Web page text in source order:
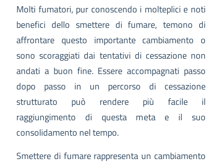
Molti fumatori, pur conoscendo i molteplici e noti
benefici dello smettere di fumare, temono di
affrontare questo importante cambiamento o
sono scoraggiati dai tentativi di cessazione non
andati a buon fine. Essere accompagnati passo
dopo passo in un percorso di cessazione
strutturato può rendere più facile il
raggiungimento di questa meta e il suo
consolidamento nel tempo.
Smettere di fumare rappresenta un cambiamento